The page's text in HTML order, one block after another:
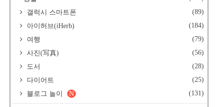
갤럭시 스마트폰
(89)
아이허브(iHerb)
(184)
여행
(79)
사진(写真)
(56)
도서
(28)
다이어트
(25)
블로그 놀이
(131)
N